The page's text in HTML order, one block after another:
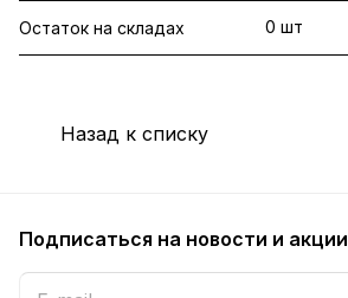
Остаток на складах 0 шт
Назад к списку
Подписаться на новости и акции